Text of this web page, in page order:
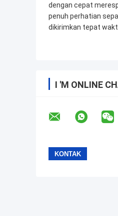
dengan cepat
penuh perhatian
dikirimkan tepat
I 'M ONLINE